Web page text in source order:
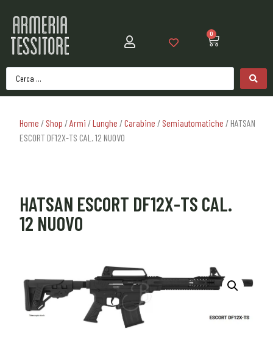
0
Home / Shop /Armi /Lunghe /Carabine / Semiautomatiche / HATSAN
ESCORT DF12X-TS CAL. 12 NUOVO
HATSAN ESCORT DF12X-TS CAL.
12 NUOVO